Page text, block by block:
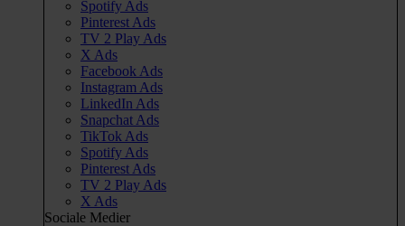
Spotify Ads
Pinterest Ads
TV 2 Play Ads
X Ads
Facebook Ads
Instagram Ads
LinkedIn Ads
Snapchat Ads
TikTok Ads
Spotify Ads
Pinterest Ads
TV 2 Play Ads
X Ads
Sociale Medier